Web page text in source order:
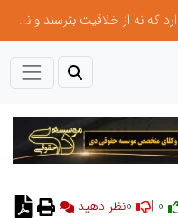
آینده پوشاک ایران به مدیران نابغه‌ای نیاز دارد که نه از خلاقیت بترسند و نه بروکراسی
نظر دهید